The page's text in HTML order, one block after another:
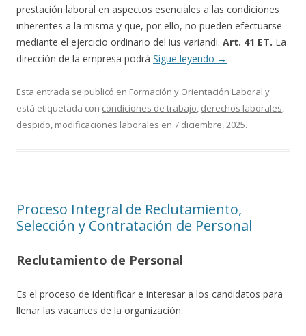
prestación laboral en aspectos esenciales a las condiciones
inherentes a la misma y que, por ello, no pueden efectuarse
mediante el ejercicio ordinario del ius variandi. Art. 41 ET. La
dirección de la empresa podrá Sigue leyendo →
Esta entrada se publicó en Formación y Orientación Laboral y
está etiquetada con condiciones de trabajo, derechos laborales,
despido, modificaciones laborales en 7 diciembre, 2025.
Proceso Integral de Reclutamiento,
Selección y Contratación de Personal
Reclutamiento de Personal
Es el proceso de identificar e interesar a los candidatos para
llenar las vacantes de la organización.